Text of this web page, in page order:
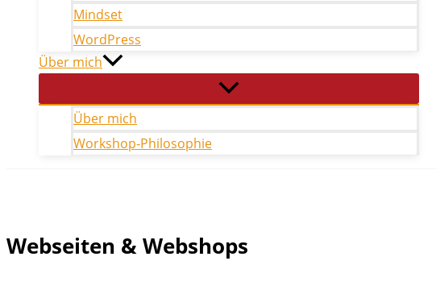
Mindset
WordPress
Über mich
Über mich
Workshop-Philosophie
Webseiten & Webshops